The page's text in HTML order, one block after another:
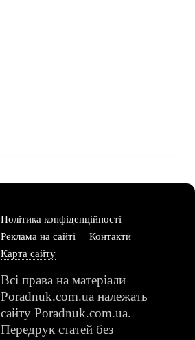
Політика конфіденційності
Реклама на сайті
Контакти
Карта сайту
Всі права на матеріали
Poradnuk.com.ua належать
сайту Poradnuk.com.ua.
Передрук статей без